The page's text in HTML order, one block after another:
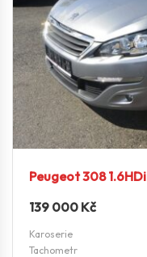
Peugeot 308 1.6HDi
139 000 Kč
Karoserie
Tachometr